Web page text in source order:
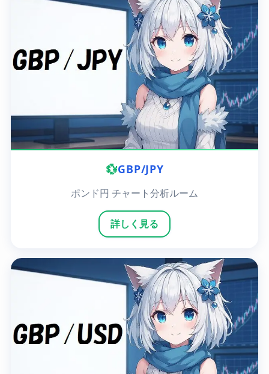
💱GBP/JPY
ポンド円 チャート分析ルーム
詳しく見る